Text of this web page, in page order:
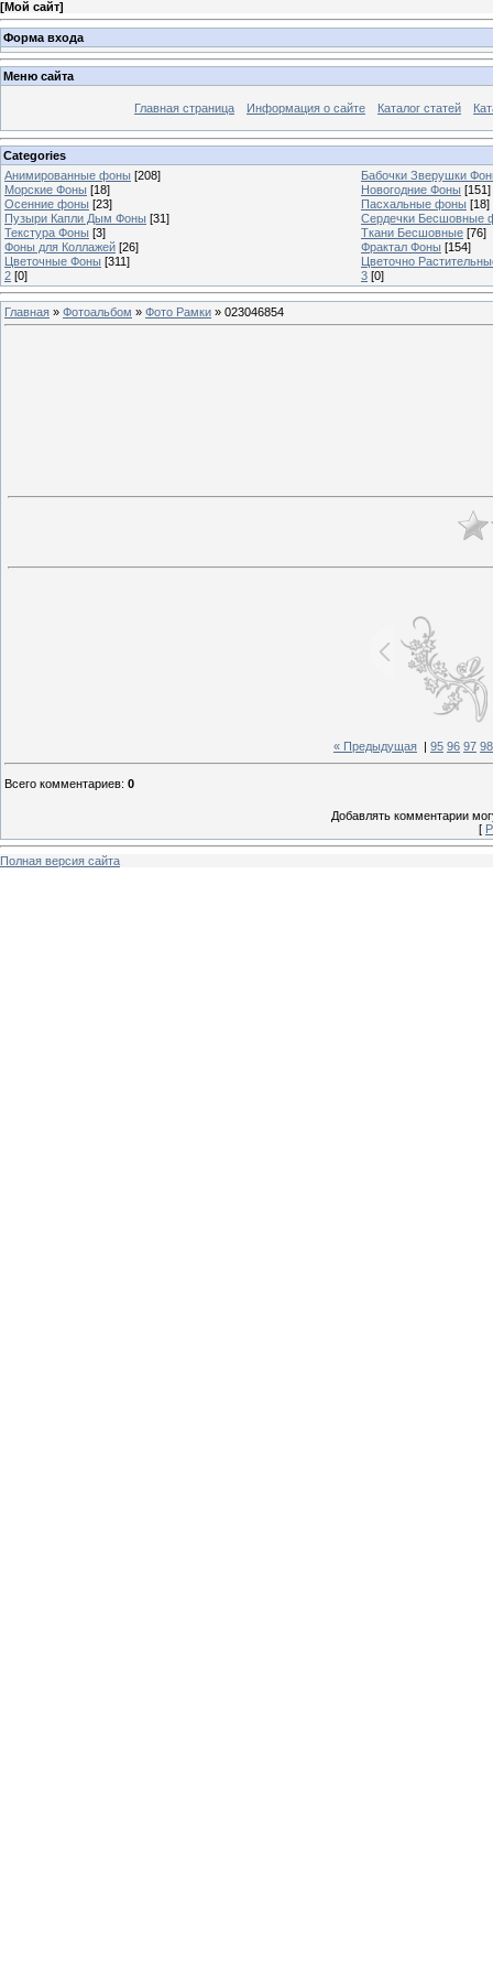
[Мой сайт]
Форма входа
Меню сайта
Главная страница Информация о сайте Каталог статей
Categories
Анимированные фоны [208]
Бабочки Зверушки
Морские Фоны [18] Новогодние Фоны [151]
Осенние фоны [23] Пасхальные фоны [18]
Пузыри Капли Дым Фоны [31]
Сердечки Бесшовные
Текстура Фоны [3] Ткани Бесшовные [76]
Фоны для Коллажей [26] Фрактал Фоны [154]
Цветочные Фоны [311]
Цветочно
2 [0] 3 [0]
Главная » Фотоальбом » Фото Рамки » 023046854
« Предыдущая 95 96 97 98
Всего комментариев: 0
Добавлять комментарии
[
Полная версия сайта